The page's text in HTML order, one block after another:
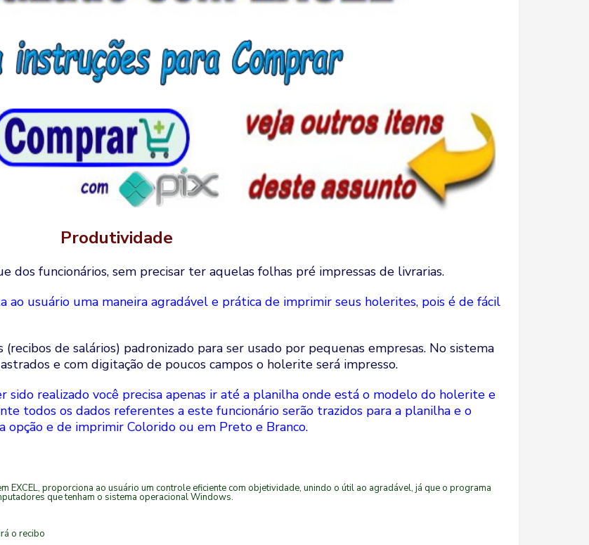
Produtividade
dos funcionários, sem precisar ter aquelas folhas pré impressas de livrarias.
ao usuário uma maneira agradável e prática de imprimir seus holerites, pois é de fácil
de salários) padronizado para ser usado por pequenas empresas. No sistema
e com digitação de poucos campos o holerite será impresso.
realizado você precisa apenas ir até a planilha onde está o modelo do holerite e
todos os dados referentes a este funcionário serão trazidos para a planilha e o
opção e de imprimir Colorido ou em Preto e Branco.
EXCEL, proporciona ao usuário um controle eficiente com objetividade, unindo o útil ao agradável, já que o programa
que tenham o sistema operacional Windows.
o recibo